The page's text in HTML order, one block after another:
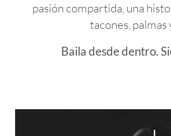
pasión compartida, una
tacones, palmas
Baila desde dentro.